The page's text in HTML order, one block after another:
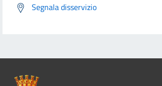
Segnala disservizio